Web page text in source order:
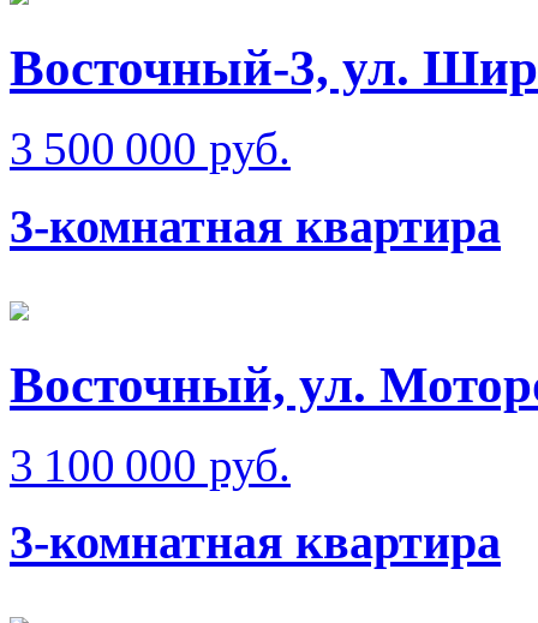
Восточный-3, ул.
3 500 000 руб.
3-комнатная квартира
Восточный, ул.
3 100 000 руб.
3-комнатная квартира